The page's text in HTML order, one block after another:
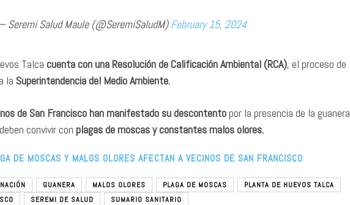
Seremi Salud Maule (@SeremiSaludM)February 15, 2024
Talca cuenta con una Resolución de Calificación Ambiental (RCA), el proceso de
la Superintendencia del Medio Ambiente.
de San Francisco han manifestado su descontentopor la presencia de la guanera
convivir con plagas de moscas y constantes malos olores.
DE MOSCAS Y MALOS OLORES AFECTAN A VECINOS DE SAN FRANCISCO
GUANERA MALOS OLORES PLAGA DE MOSCAS
PLANTA DE HUEVOS TALCA
SEREMI DE SALUD SUMARIO SANITARIO